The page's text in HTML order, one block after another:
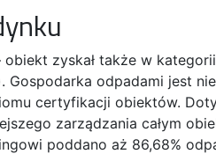
zyskał także w
Gospodarka odpadami jest
certyfikacji obiektów.
zarządzania całym
poddano aż 86,68%